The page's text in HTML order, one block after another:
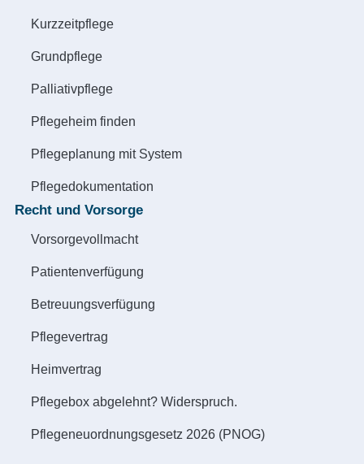
Kurzzeitpflege
Grundpflege
Palliativpflege
Pflegeheim finden
Pflegeplanung mit System
Pflegedokumentation
Recht und Vorsorge
Vorsorgevollmacht
Patientenverfügung
Betreuungsverfügung
Pflegevertrag
Heimvertrag
Pflegebox abgelehnt? Widerspruch.
Pflegeneuordnungsgesetz 2026 (PNOG)